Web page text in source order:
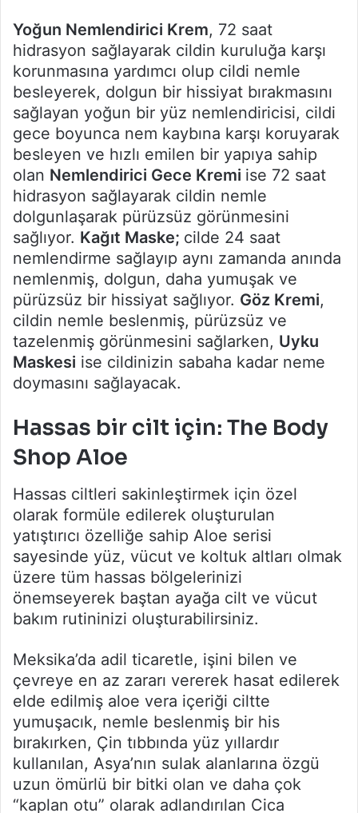
Yoğun Nemlendirici Krem, 72 saat
hidrasyon sağlayarak cildin kuruluğa karşı
korunmasına yardımcı olup cildi nemle
besleyerek, dolgun bir hissiyat bırakmasını
sağlayan yoğun bir yüz nemlendiricisi, cildi
gece boyunca nem kaybına karşı koruyarak
besleyen ve hızlı emilen bir yapıya sahip
olan Nemlendirici Gece Kremi ise 72 saat
hidrasyon sağlayarak cildin nemle
dolgunlaşarak pürüzsüz görünmesini
sağlıyor. Kağıt Maske; cilde 24 saat
nemlendirme sağlayıp aynı zamanda anında
nemlenmiş, dolgun, daha yumuşak ve
pürüzsüz bir hissiyat sağlıyor. Göz Kremi,
cildin nemle beslenmiş, pürüzsüz ve
tazelenmiş görünmesini sağlarken, Uyku
Maskesi ise cildinizin sabaha kadar neme
doymasını sağlayacak.
Hassas bir cilt için: The Body
Shop Aloe
Hassas ciltleri sakinleştirmek için özel
olarak formüle edilerek oluşturulan
yatıştırıcı özelliğe sahip Aloe serisi
sayesinde yüz, vücut ve koltuk altları olmak
üzere tüm hassas bölgelerinizi
önemseyerek baştan ayağa cilt ve vücut
bakım rutininizi oluşturabilirsiniz.
Meksika’da adil ticaretle, işini bilen ve
çevreye en az zararı vererek hasat edilerek
elde edilmiş aloe vera içeriği ciltte
yumuşacık, nemle beslenmiş bir his
bırakırken, Çin tıbbında yüz yıllardır
kullanılan, Asya’nın sulak alanlarına özgü
uzun ömürlü bir bitki olan ve daha çok
“kaplan otu” olarak adlandırılan Cica